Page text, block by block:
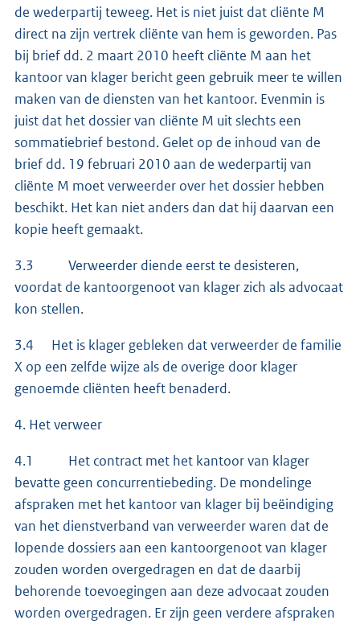
de wederpartij teweeg. Het is niet juist dat cliënte M
direct na zijn vertrek cliënte van hem is geworden. Pas
bij brief dd. 2 maart 2010 heeft cliënte M aan het
kantoor van klager bericht geen gebruik meer te willen
maken van de diensten van het kantoor. Evenmin is
juist dat het dossier van cliënte M uit slechts een
sommatiebrief bestond. Gelet op de inhoud van de
brief dd. 19 februari 2010 aan de wederpartij van
cliënte M moet verweerder over het dossier hebben
beschikt. Het kan niet anders dan dat hij daarvan een
kopie heeft gemaakt.
3.3 Verweerder diende eerst te desisteren,
voordat de kantoorgenoot van klager zich als advocaat
kon stellen.
3.4 Het is klager gebleken dat verweerder de familie
X op een zelfde wijze als de overige door klager
genoemde cliënten heeft benaderd.
4. Het verweer
4.1 Het contract met het kantoor van klager
bevatte geen concurrentiebeding. De mondelinge
afspraken met het kantoor van klager bij beëindiging
van het dienstverband van verweerder waren dat de
lopende dossiers aan een kantoorgenoot van klager
zouden worden overgedragen en dat de daarbij
behorende toevoegingen aan deze advocaat zouden
worden overgedragen. Er zijn geen verdere afspraken